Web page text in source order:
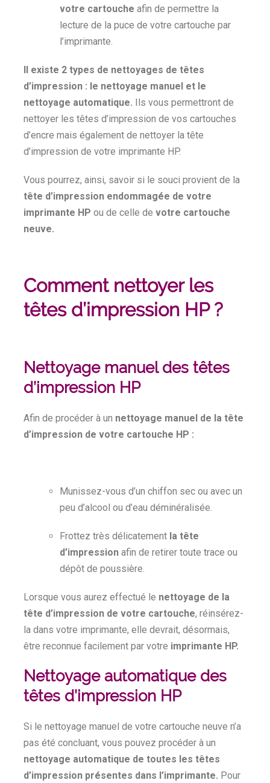
votre cartouche afin de permettre la
lecture de la puce de votre cartouche par
l’imprimante.
Il existe 2 types de nettoyages de têtes
d’impression : le nettoyage manuel et le
nettoyage automatique. Ils vous permettront de
nettoyer les têtes d’impression de vos cartouches
d’encre mais également de nettoyer la tête
d’impression de votre imprimante HP.
Vous pourrez, ainsi, savoir si le souci provient de la
tête d’impression endommagée de votre
imprimante HP ou de celle de votre cartouche
neuve.
Comment nettoyer les
têtes d’impression HP ?
Nettoyage manuel des têtes
d’impression HP
Afin de procéder à un nettoyage manuel de la tête
d’impression de votre cartouche HP :
Munissez-vous d’un chiffon sec ou avec un
peu d’alcool ou d’eau déminéralisée.
Frottez très délicatement la tête
d’impression afin de retirer toute trace ou
dépôt de poussière.
Lorsque vous aurez effectué le nettoyage de la
tête d’impression de votre cartouche, réinsérez-
la dans votre imprimante, elle devrait, désormais,
être reconnue facilement par votre imprimante HP.
Nettoyage automatique des
têtes d’impression HP
Si le nettoyage manuel de votre cartouche neuve n’a
pas été concluant, vous pouvez procéder à un
nettoyage automatique de toutes les têtes
d’impression présentes dans l’imprimante. Pour